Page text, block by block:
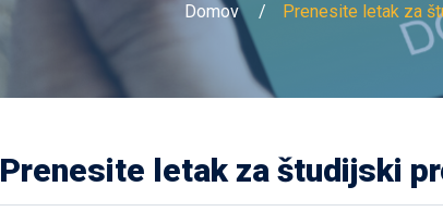
Domov Prenesite letak za
Prenesite letak za študijski